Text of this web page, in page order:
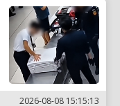
2026-08-08 15:15:13